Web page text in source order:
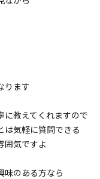
ります
に教えてくれますので
は気軽に質問できる
囲気ですよ
味のある方なら